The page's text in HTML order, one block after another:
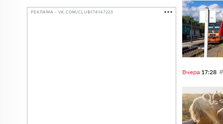
РЕКЛАМА • VK.COM/CLUB174147223
Вчера 17:28